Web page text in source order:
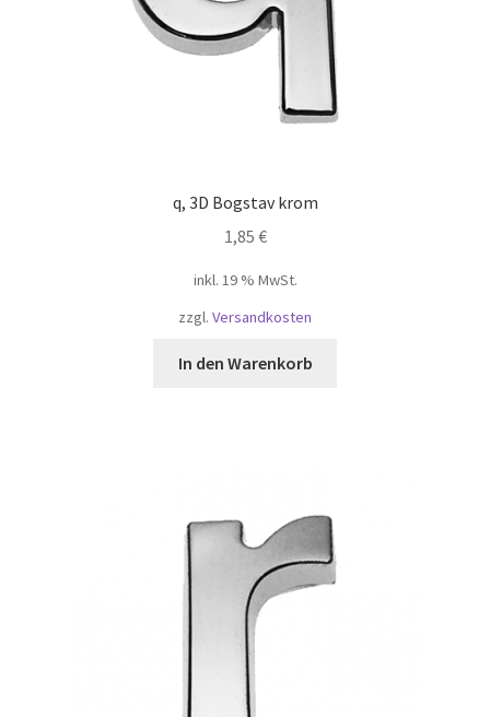
q, 3D Bogstav krom
1,85 €
inkl. 19 % MwSt.
zzgl. Versandkosten
In den Warenkorb